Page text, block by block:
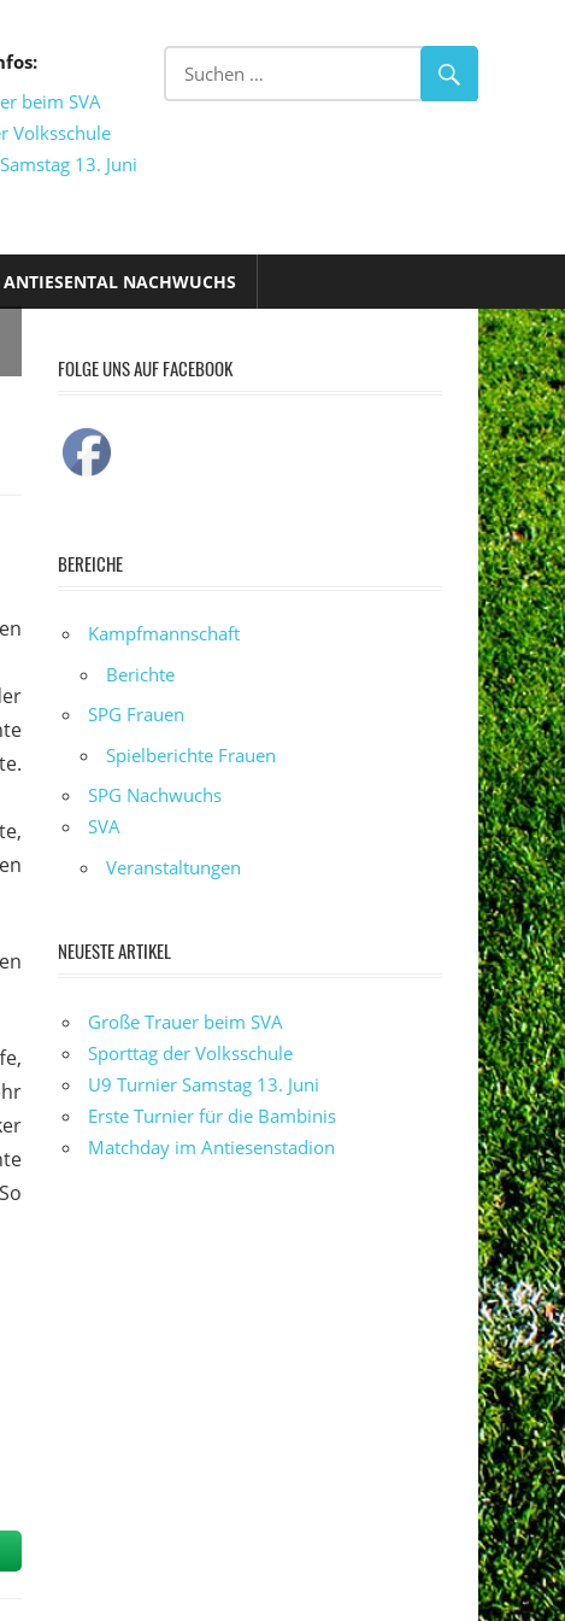
beim SVA
Volksschule
13. Juni
ANTIESENTAL NACHWUCHS
FOLGE UNS AUF FACEBOOK
BEREICHE
Kampfmannschaft
Berichte
SPG Frauen
Spielberichte Frauen
SPG Nachwuchs
SVA
Veranstaltungen
NEUESTE ARTIKEL
Große Trauer beim SVA
Sporttag der Volksschule
U9 Turnier Samstag 13. Juni
Erste Turnier für die Bambinis
Matchday im Antiesenstadion